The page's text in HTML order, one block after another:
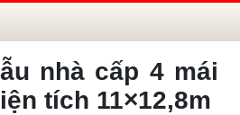
nhà cấp 4 mái
tích 11×12,8m